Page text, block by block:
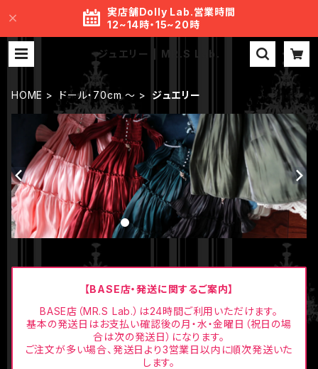
実店舗Dolly Lab.営業時間
12~14時・15~20時
ジュエリー | MR.S Lab.
HOME ドール・70cm ～ ジュエリー
【BASE店・発送に関するご案内】
BASE店（MR.S Lab.）は24時間ご利用いただけます。
基本の発送日はお支払い確認後の月・水・金曜日（祝日の場
合は次の発送日）になります。
ご注文が多い場合、発送日より3営業日以内に順次発送いた
します。